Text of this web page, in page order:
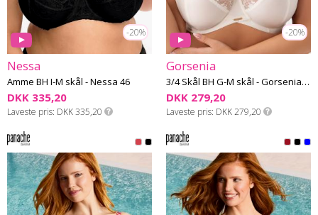
-20%
Nessa
Amme BH I-M skål - Nessa 46
DKK 335,20
Laveste pris DKK 335,20
-20%
Gorsenia
3/4 Skål BH G-M skål - Gorsenia 64
DKK 279,20
Laveste pris DKK 279,20